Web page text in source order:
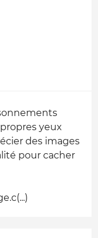
yeux
des images
pour cacher